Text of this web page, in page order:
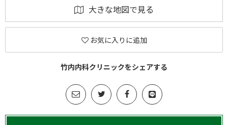
大きな地図で見る
お気に入りに追加
竹内内科クリニックをシェアする